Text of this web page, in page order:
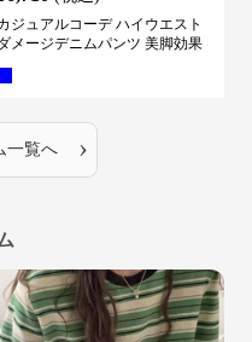
ジュアルコーデ ハイウエスト
メージデニムパンツ 美脚効果
一覧へ ›